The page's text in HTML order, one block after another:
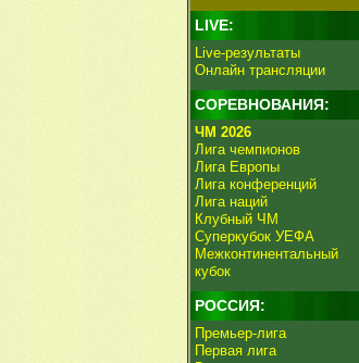
LIVE:
Live-результаты
Онлайн трансляции
СОРЕВНОВАНИЯ:
ЧМ 2026
Лига чемпионов
Лига Европы
Лига конференций
Лига наций
Клубный ЧМ
Суперкубок УЕФА
Межконтинентальный
кубок
РОССИЯ:
Премьер-лига
Первая лига